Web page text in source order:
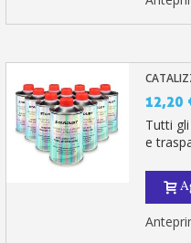
12,20
Tutti
e